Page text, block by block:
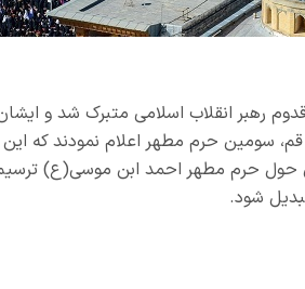
به قدوم رهبر انقلاب اسلامی متبرک شد و
سومین حرم مطهر اعلام نمودند که
حول حرم مطهر احمد ابن موسی(ع)
شود.